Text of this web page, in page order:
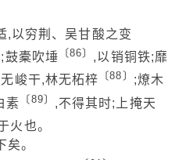
穷荆、吴甘酸之变
鼓橐吹埵 〔86〕 ,以销铜铁;靡
峻干,林无柘梓 〔88〕 ;燎木
素 〔89〕 ,不得其时;上掩天
火也。
。